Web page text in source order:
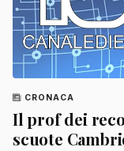
CRONACA
Il prof dei
scuote